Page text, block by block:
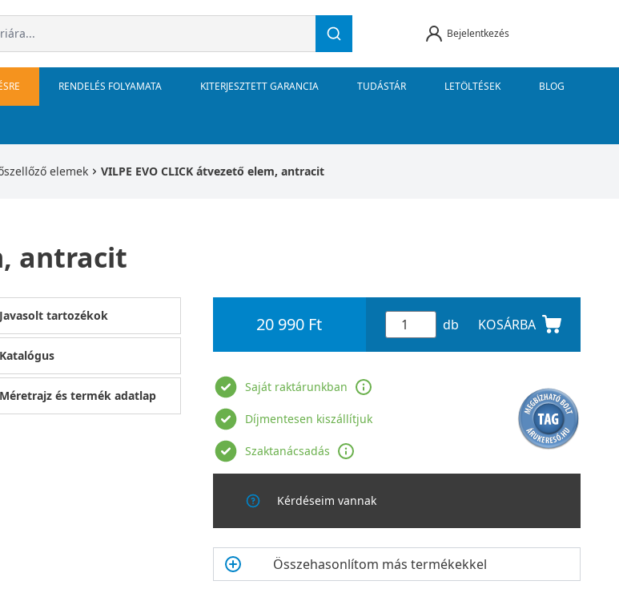
Bejelentkezés
RENDELÉS FOLYAMATA KITERJESZTETT GARANCIA TUDÁSTÁR LETÖLTÉSEK BLOG
elemek VILPE EVO CLICK átvezető elem, antracit
antracit
Javasolt tartozékok
Katalógus
Méretrajz és termék adatlap
20 990 Ft db KOSÁRBA
Saját raktárunkban
Díjmentesen kiszállítjuk
Szaktanácsadás
Kérdéseim vannak
Összehasonlítom más termékekkel